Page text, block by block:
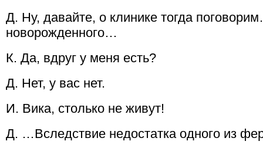
Д. Ну, давайте, о клинике тогда
новорожденного…
К. Да, вдруг у меня есть?
Д. Нет, у вас нет.
И. Вика, столько не живут!
Д. …Вследствие недостатка одного из